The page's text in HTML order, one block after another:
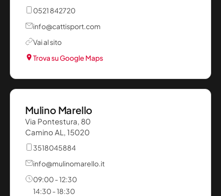
0521 842720
info@cattisport.com
Vai al sito
Trova su Google Maps
Mulino Marello
Via Pontestura, 80
Camino AL, 15020
3518045884
info@mulinomarello.it
09:00 - 12:30
14:30 - 18:30